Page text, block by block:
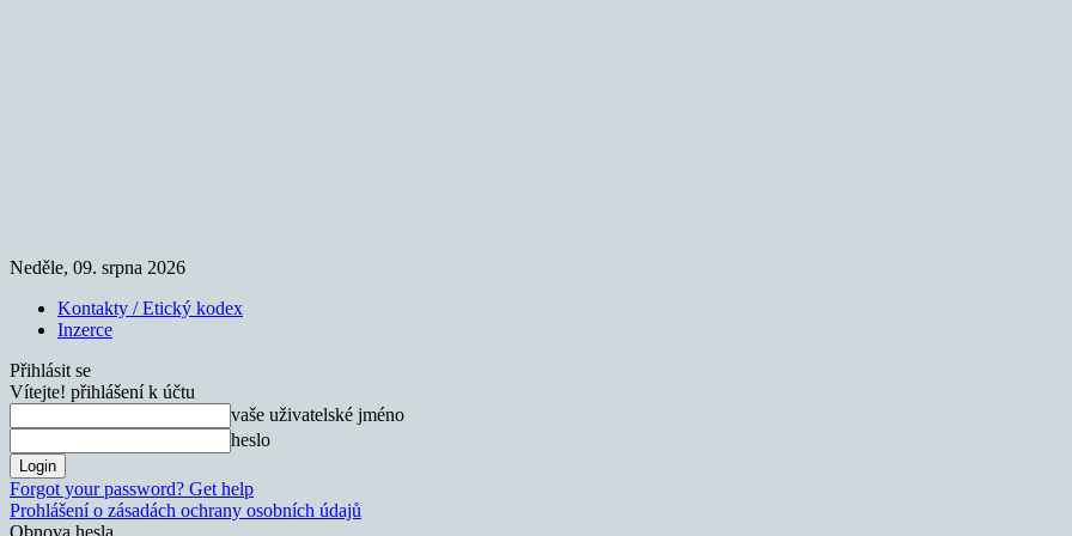
Neděle, 09. srpna 2026
Kontakty / Etický kodex
Inzerce
Přihlásit se
Vítejte! přihlášení k účtu
vaše uživatelské jméno
heslo
Forgot your password? Get help
Prohlášení o zásadách ochrany osobních údajů
Obnova hesla